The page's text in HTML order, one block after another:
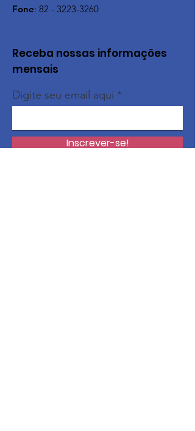
Fone: 82 - 3223-3260
Receba nossas informações
mensais
Digite seu email aqui
Inscrever-se!